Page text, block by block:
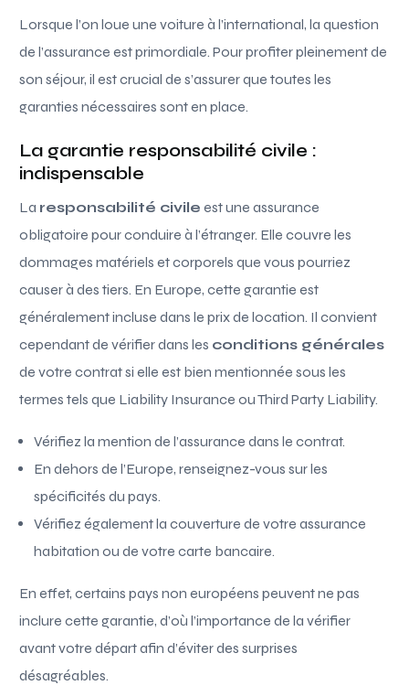
Lorsque l’on loue une voiture à l’international, la question
de l’assurance est primordiale. Pour profiter pleinement de
son séjour, il est crucial de s’assurer que toutes les
garanties nécessaires sont en place.
La garantie responsabilité civile :
indispensable
La responsabilité civile est une assurance
obligatoire pour conduire à l’étranger. Elle couvre les
dommages matériels et corporels que vous pourriez
causer à des tiers. En Europe, cette garantie est
généralement incluse dans le prix de location. Il convient
cependant de vérifier dans les conditions générales
de votre contrat si elle est bien mentionnée sous les
termes tels que Liability Insurance ou Third Party Liability.
Vérifiez la mention de l’assurance dans le contrat.
En dehors de l’Europe, renseignez-vous sur les
spécificités du pays.
Vérifiez également la couverture de votre assurance
habitation ou de votre carte bancaire.
En effet, certains pays non européens peuvent ne pas
inclure cette garantie, d’où l’importance de la vérifier
avant votre départ afin d’éviter des surprises
désagréables.